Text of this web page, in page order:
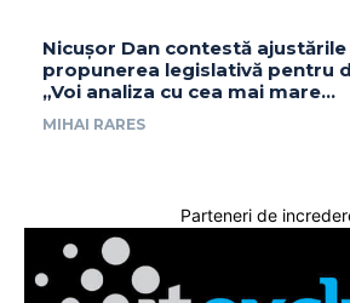
Nicușor Dan contestă ajustările
propunerea legislativă pentru
„Voi analiza cu cea mai mare…
MIHAI RARES
Parteneri de